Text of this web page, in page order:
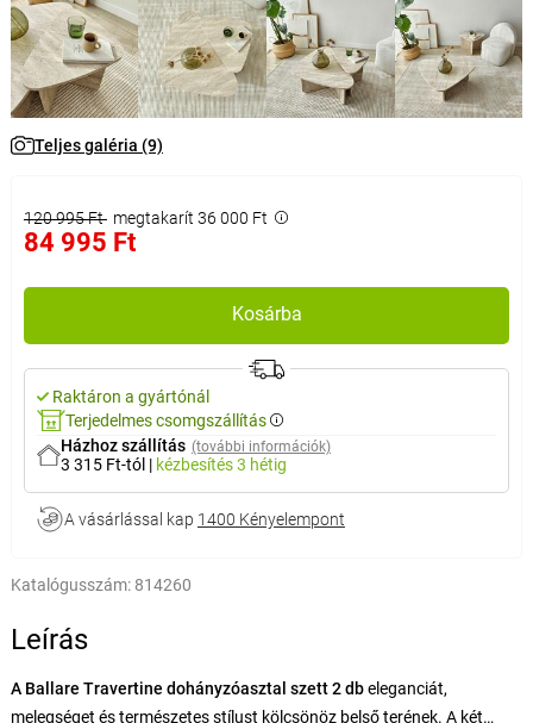
Teljes galéria (9)
120 995 Ft megtakarít 36 000 Ft
84 995 Ft
Kosárba
Raktáron a gyártónál
Terjedelmes csomgszállítás
Házhoz szállítás (további információk)
3 315 Ft-tól | kézbesítés3 hétig
A vásárlással kap 1400 Kényelempont
Katalógusszám: 814260
Leírás
A Ballare Travertine dohányzóasztal szett 2 dbeleganciát,
melegséget és természetes stílust kölcsönöz belső terének. A két